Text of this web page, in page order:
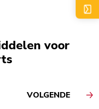
voor
VOLGENDE